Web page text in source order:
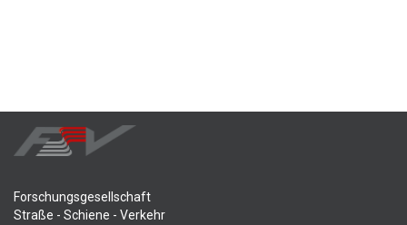
Forschungsgesellschaft
Straße - Schiene - Verkehr